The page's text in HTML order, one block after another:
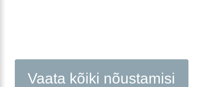
Vaata kõiki nõustamisi